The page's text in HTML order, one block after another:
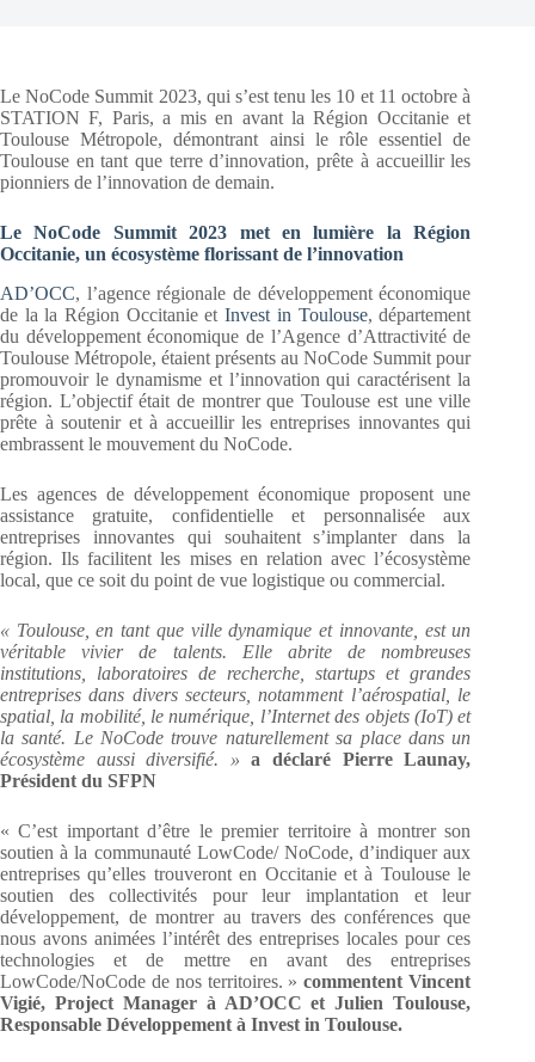
Le NoCode Summit 2023, qui s’est tenu les 10 et 11 octobre à
STATION F, Paris, a mis en avant la Région Occitanie et
Toulouse Métropole, démontrant ainsi le rôle essentiel de
Toulouse en tant que terre d’innovation, prête à accueillir les
pionniers de l’innovation de demain.
Le NoCode Summit 2023 met en lumière la Région
Occitanie, un écosystème florissant de l’innovation
AD’OCC, l’agence régionale de développement économique
de la la Région Occitanie etInvest in Toulouse, département
du développement économique de l’Agence d’Attractivité de
Toulouse Métropole, étaient présents au NoCode Summit pour
promouvoir le dynamisme et l’innovation qui caractérisent la
région. L’objectif était de montrer que Toulouse est une ville
prête à soutenir et à accueillir les entreprises innovantes qui
embrassent le mouvement du NoCode.
Les agences de développement économique proposent une
assistance gratuite, confidentielle et personnalisée aux
entreprises innovantes qui souhaitent s’implanter dans la
région. Ils facilitent les mises en relation avec l’écosystème
local, que ce soit du point de vue logistique ou commercial.
« Toulouse, en tant que ville dynamique et innovante, est un
véritable vivier de talents. Elle abrite de nombreuses
institutions, laboratoires de recherche, startups et grandes
entreprises dans divers secteurs, notamment l’aérospatial, le
spatial, la mobilité, le numérique, l’Internet des objets (IoT) et
la santé. Le NoCode trouve naturellement sa place dans un
écosystème aussi diversifié. »a déclaré Pierre Launay,
Président du SFPN
« C’est important d’être le premier territoire à montrer son
soutien à la communauté LowCode/ NoCode, d’indiquer aux
entreprises qu’elles trouveront en Occitanie et à Toulouse le
soutien des collectivités pour leur implantation et leur
développement, de montrer au travers des conférences que
nous avons animées l’intérêt des entreprises locales pour ces
technologies et de mettre en avant des entreprises
LowCode/NoCode de nos territoires. »commentent Vincent
Vigié, Project Manager à AD’OCC et Julien Toulouse,
Responsable Développement à Invest in Toulouse.